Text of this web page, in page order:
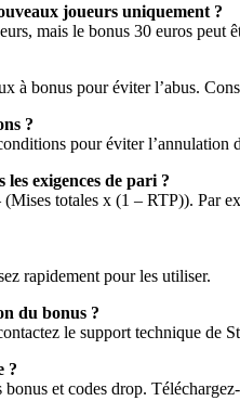
joueurs uniquement ?
mais le bonus 30 euros
à bonus pour éviter l’abus.
?
pour éviter l’annulation
exigences de pari ?
totales x (1 – RTP)). Par
rapidement pour les utiliser.
du bonus ?
le support technique de
?
et codes drop.